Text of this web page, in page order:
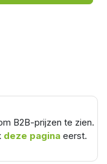
B2B-prijzen te zien.
deze pagina eerst.